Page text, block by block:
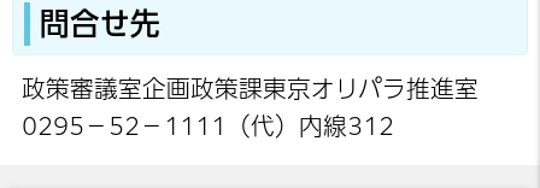
問合せ先
政策審議室企画政策課東京オリパラ推進室
0295－52－1111（代）内線312